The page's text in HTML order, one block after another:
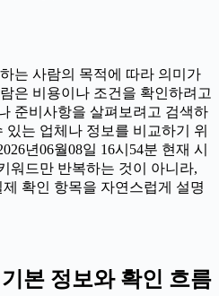
는 사람의 목적에 따라 의미가
은 비용이나 조건을 확인하려고
준비사항을 살펴보려고 검색하
는 업체나 정보를 비교하기 위
년06월08일 16시54분 현재 시
워드만 반복하는 것이 아니라,
확인 항목을 자연스럽게 설명
본 정보와 확인 흐름